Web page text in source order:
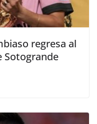
regresa al
Sotogrande